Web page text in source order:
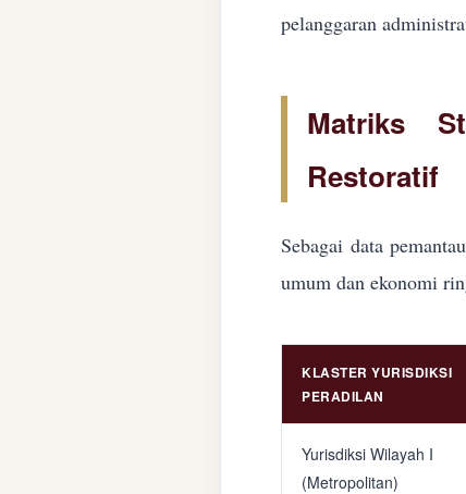
pelanggaran
Matriks
Restoratif
Sebagai data
umum dan ekonomi
KLASTER YURISDIKSI
PERADILAN
Yurisdiksi Wilayah I
(Metropolitan)